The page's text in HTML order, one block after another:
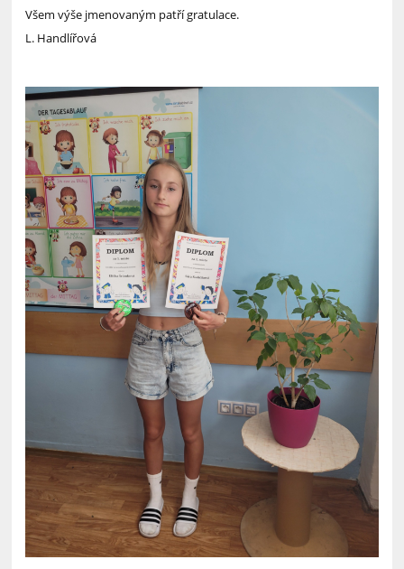
Všem výše jmenovaným patří gratulace.
L. Handlířová